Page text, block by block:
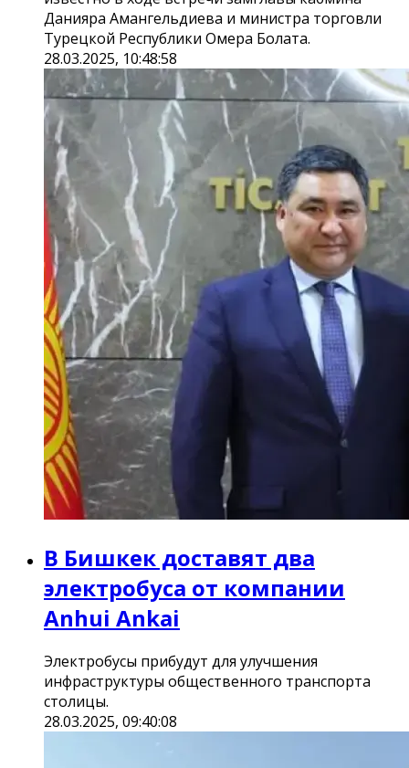
Данияра Амангельдиева и министра торговли
Турецкой Республики Омера Болата.
28.03.2025, 10:48:58
В Бишкек доставят два
электробуса от компании
Anhui Ankai
Электробусы прибудут для улучшения
инфраструктуры общественного транспорта
столицы.
28.03.2025, 09:40:08